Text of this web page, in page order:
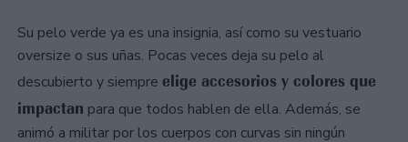
Su pelo verde ya es una insignia, así como su vestuario
oversize o sus uñas. Pocas veces deja su pelo al
descubierto y siempre elige accesorios y colores que
impactan para que todos hablen de ella. Además, se
animó a militar por los cuerpos con curvas sin ningún